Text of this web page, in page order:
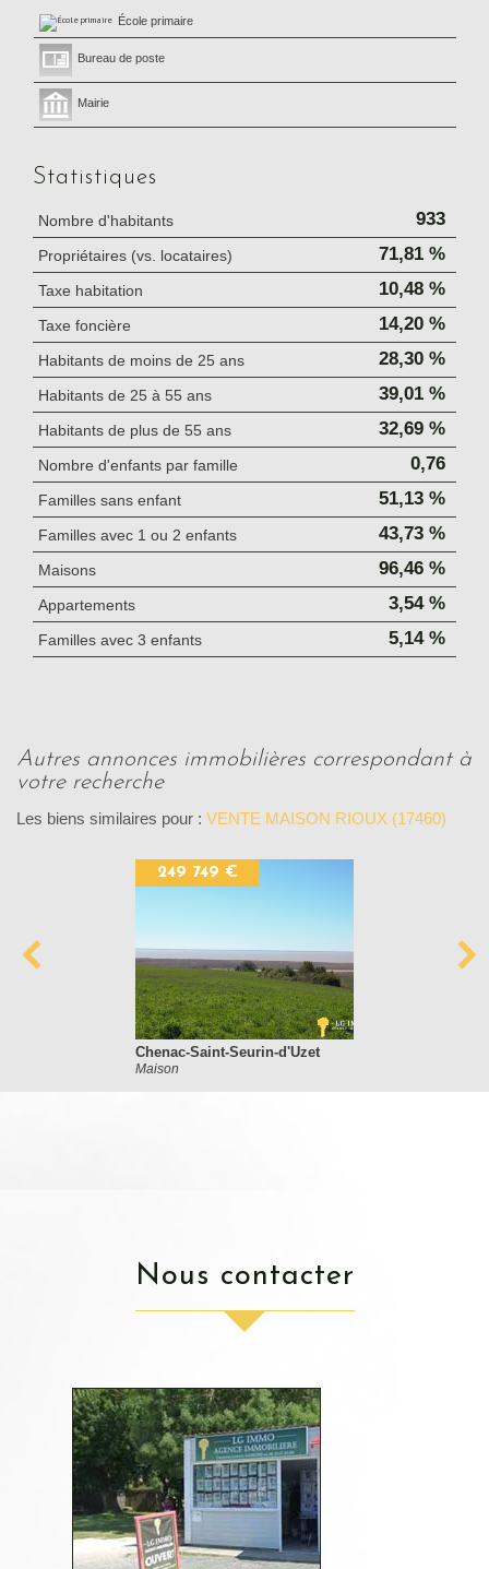
École primaire
Bureau de poste
Mairie
Statistiques
Nombre d'habitants 933
Propriétaires (vs. locataires) 71,81 %
Taxe habitation 10,48 %
Taxe foncière 14,20 %
Habitants de moins de 25 ans 28,30 %
Habitants de 25 à 55 ans 39,01 %
Habitants de plus de 55 ans 32,69 %
Nombre d'enfants par famille 0,76
Familles sans enfant 51,13 %
Familles avec 1 ou 2 enfants 43,73 %
Maisons 96,46 %
Appartements 3,54 %
Familles avec 3 enfants 5,14 %
autres annonces immobilières correspondant à
votre recherche
Les biens similaires pour : VENTE MAISON RIOUX (17460)
249 749 €
Chenac-Saint-Seurin-d'Uzet
Maison
nous contacter